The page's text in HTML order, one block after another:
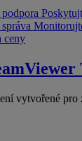
ceny
vytvořené pro